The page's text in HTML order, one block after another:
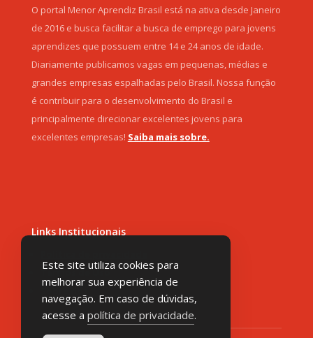
O portal Menor Aprendiz Brasil está na ativa desde Janeiro
de 2016 e busca facilitar a busca de emprego para jovens
aprendizes que possuem entre 14 e 24 anos de idade.
Diariamente publicamos vagas em pequenas, médias e
grandes empresas espalhadas pelo Brasil. Nossa função
é contribuir para o desenvolvimento do Brasil e
principalmente direcionar excelentes jovens para
excelentes empresas! Saiba mais sobre.
Links Institucionais
Termos de Uso
Este site utiliza cookies para
melhorar sua experiência de
navegação. Em caso de dúvidas,
acesse a política de privacidade.